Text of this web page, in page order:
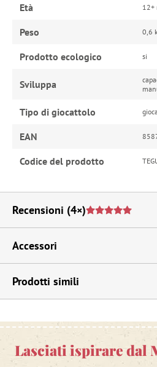
Età 12+
Peso 0,6
Prodotto ecologico si
Sviluppa
Tipo di giocattolo
EAN
Codice del prodotto
Recensioni (4×)
Accessori
Prodotti simili
Lasciati ispirare dal